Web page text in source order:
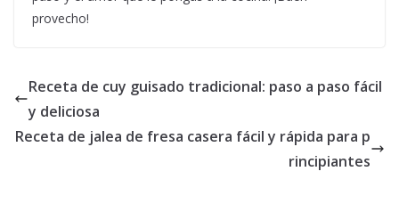
provecho!
Receta de cuy guisado tradicional: paso a paso fácil
y deliciosa
Receta de jalea de fresa casera fácil y rápida para p
rincipiantes